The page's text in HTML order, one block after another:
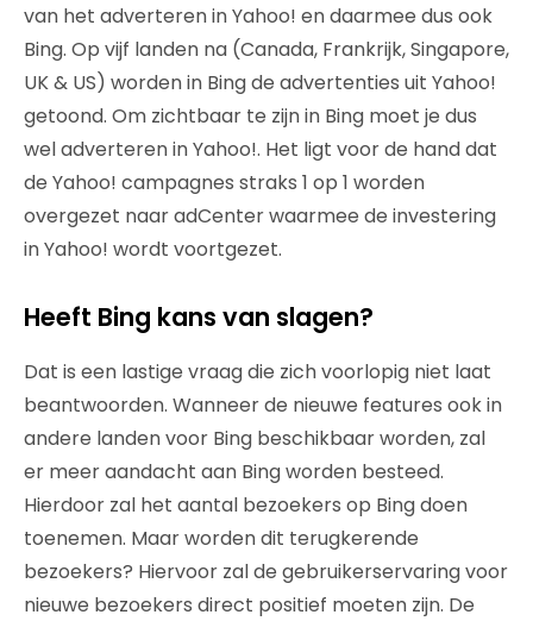
van het adverteren in Yahoo! en daarmee dus ook
Bing. Op vijf landen na (Canada, Frankrijk, Singapore,
UK & US) worden in Bing de advertenties uit Yahoo!
getoond. Om zichtbaar te zijn in Bing moet je dus
wel adverteren in Yahoo!. Het ligt voor de hand dat
de Yahoo! campagnes straks 1 op 1 worden
overgezet naar adCenter waarmee de investering
in Yahoo! wordt voortgezet.
Heeft Bing kans van slagen?
Dat is een lastige vraag die zich voorlopig niet laat
beantwoorden. Wanneer de nieuwe features ook in
andere landen voor Bing beschikbaar worden, zal
er meer aandacht aan Bing worden besteed.
Hierdoor zal het aantal bezoekers op Bing doen
toenemen. Maar worden dit terugkerende
bezoekers? Hiervoor zal de gebruikerservaring voor
nieuwe bezoekers direct positief moeten zijn. De